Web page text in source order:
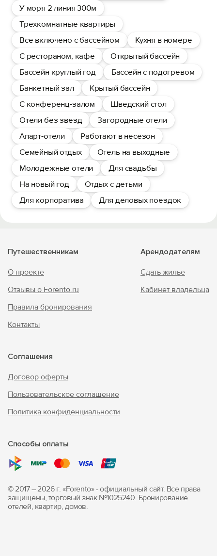
У моря 2 линия 300м
Трехкомнатные квартиры
Все включено с бассейном
Кухня в номере
С рестораном, кафе
Открытый бассейн
Бассейн круглый год
Бассейн с подогревом
Банкетный зал
Крытый бассейн
С конференц-залом
Шведский стол
Отели без звезд
Загородные отели
Апарт-отели
Работают в несезон
Семейный отдых
Отель на выходные
Молодежные отели
Для свадьбы
На новый год
Отдых с детьми
Для корпоратива
Для деловых поездок
Путешественникам
О проекте
Отзывы о Forento.ru
Правила бронирования
Контакты
Арендодателям
Сдать жильё
Кабинет владельца
Соглашения
Договор оферты
Пользовательское соглашение
Политика конфиденциальности
Способы оплаты
© 2017 – 2026 г. «Forento» - официальный сайт. Все права
защищены, торговый знак Nº1025240. Бронирование
отелей, квартир, домов.